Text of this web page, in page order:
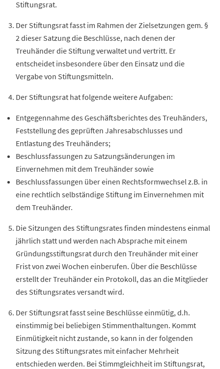
Stiftungsrat.
Der Stiftungsrat fasst im Rahmen der Zielsetzungen gem. §
2 dieser Satzung die Beschlüsse, nach denen der
Treuhänderdie Stiftung verwaltet und vertritt. Er
entscheidet insbesondere über den Einsatz und die
Vergabevon Stiftungsmitteln.
Der Stiftungsrat hat folgende weitere Aufgaben:
Entgegennahme des Geschäftsberichtes des Treuhänders,
Feststellung des geprüften Jahresabschlusses und
Entlastung des Treuhänders;
Beschlussfassungen zu Satzungsänderungen im
Einvernehmen mit dem Treuhänder sowie
Beschlussfassungen über einen Rechtsformwechsel z.B. in
eine rechtlich selbständige Stiftung im Einvernehmen mit
dem Treuhänder.
Die Sitzungen des Stiftungsrates finden mindestens einmal
jährlich statt und werden nach Absprache mit einem
Gründungsstiftungsrat durch den Treuhänder mit einer
Frist von zwei Wochen einberufen. Über die Beschlüsse
erstellt derTreuhänderein Protokoll, das an die Mitglieder
des Stiftungsrates versandt wird.
Der Stiftungsrat fasst seine Beschlüsse einmütig, d.h.
einstimmig bei beliebigen Stimmenthaltungen. Kommt
Einmütigkeit nicht zustande, so kann in der folgenden
Sitzung des Stiftungsrates mit einfacher Mehrheit
entschieden werden. Bei Stimmgleichheit im Stiftungsrat,